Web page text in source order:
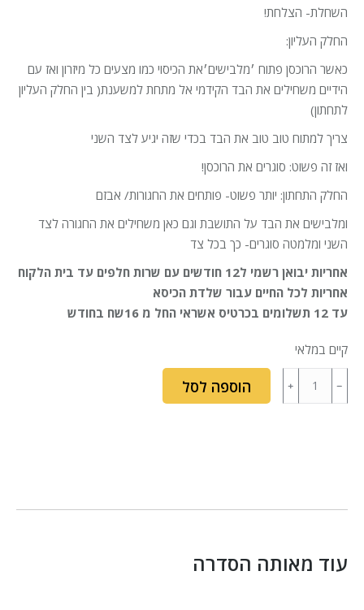
השחלת- הצלחת!
החלק העליון:
כאשר הרוכסן פתוח ׳מלבישים׳את הכיסוי כמו מצעים כל מיזרון ואז עם
הידיים משחילים את הבד הקידמי אל מתחת למשענת( בין החלק העליון
לתחתון)
צריך למתוח טוב טוב את הבד בכדי שזה יגיע לצד השני
ואז זה פשוט: סוגרים את הרוכסן!
החלק התחתון: יותר פשוט- פותחים את החגורות/ אבזם
ומלבישים את הבד על התושבת וגם כאן משחילים את החגורה לצד
השני ומלמטה סוגרים- כך בכל צד
אחריות יבואן רשמי ל12 חודשים עם שרות חלפים עד בית הלקוח
אחריות לכל החיים עבור שלדת הכיסא
עד 12 תשלומים בכרטיס אשראי החל מ 16שח בחודש
קיים במלאי
רייסינג,
הוספה לסל
עוד מאותה הסדרה